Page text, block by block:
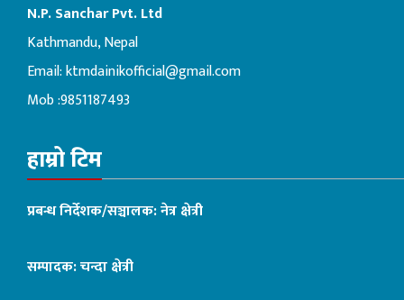
N.P. Sanchar Pvt. Ltd
Kathmandu, Nepal
Email:ktmdainikofficial@gmail.com
Mob :9851187493
हाम्रो टिम
प्रबन्ध निर्देशक/सञ्चालक: नेत्र क्षेत्री
सम्पादक: चन्दा क्षेत्री